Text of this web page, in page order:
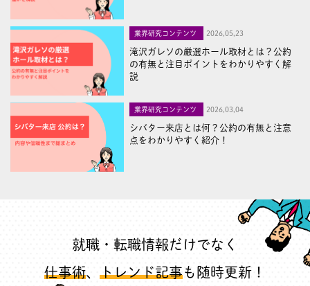
業界研究コンテンツ 2026,05,23
滝沢ガレソの厳選ホール取材とは？公約
の有無と注目ポイントをわかりやすく解
説
業界研究コンテンツ 2026,03,04
シバター来店とは何？公約の有無と注意
点をわかりやすく紹介！
就職・転職情報だけでなく
仕事術、 トレンド記事も随時更新！